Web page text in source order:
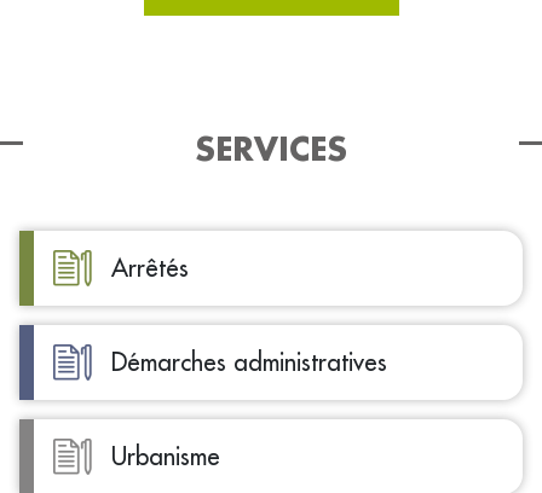
SERVICES
Arrêtés
Démarches administratives
Urbanisme